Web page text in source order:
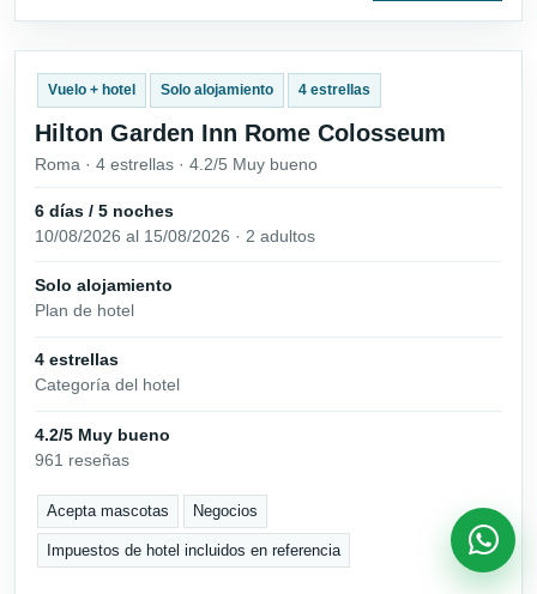
Vuelo + hotel Solo alojamiento 4 estrellas
Hilton Garden Inn Rome Colosseum
Roma · 4 estrellas · 4.2/5 Muy bueno
6 días / 5 noches
10/08/2026 al 15/08/2026 · 2 adultos
Solo alojamiento
Plan de hotel
4 estrellas
Categoría del hotel
4.2/5 Muy bueno
961 reseñas
Acepta mascotas Negocios
Impuestos de hotel incluidos en referencia